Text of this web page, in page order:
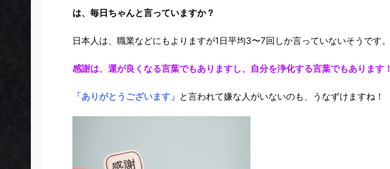
は、毎日ちゃんと言っていますか？
日本人は、職業などにもよりますが1日平均3〜7回しか言っていないそうです。
感謝は、運が良くなる言葉でもありますし、自分を浄化する言葉でもあります！
「ありがとうございます」 と言われて嫌な人がいないのも、うなずけますね！